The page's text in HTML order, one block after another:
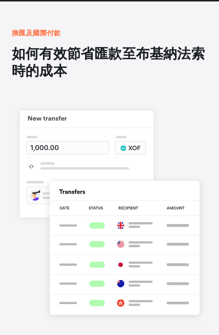
換匯及國際付款
如何有效節省匯款至布基納法索
時的成本